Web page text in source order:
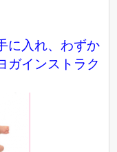
に入れ、わずか
ガインストラク